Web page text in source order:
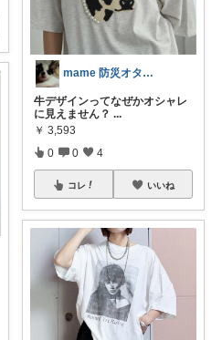
mame 防災オタクの生活に安心と彩りを
牛デザインってなぜかオシャレ
に見えません？ ...
￥ 3,593
0 0 4
コレ いいね